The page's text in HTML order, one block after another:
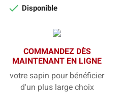
 Disponible
COMMANDEZ DÈS
MAINTENANT EN LIGNE
votre sapin pour bénéficier
d'un plus large choix